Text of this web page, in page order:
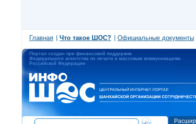
Главная Что такое ШОС? Официальные документы
Портал создан при финансовой поддержке
Федерального агентства по печати и массовым коммуникациям
Российской Федерации